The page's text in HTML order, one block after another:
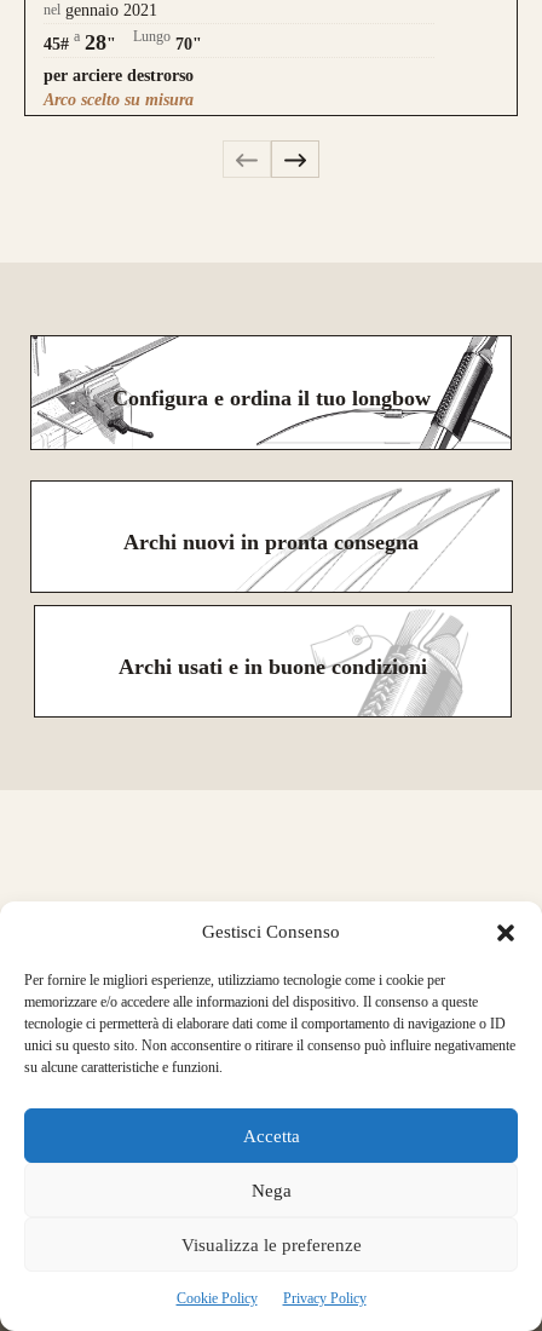
Gestisci Consenso
Per fornire le migliori esperienze, utilizziamo tecnologie come i cookie per
memorizzare e/o accedere alle informazioni del dispositivo. Il consenso a queste
tecnologie ci permetterà di elaborare dati come il comportamento di navigazione o ID
unici su questo sito. Non acconsentire o ritirare il consenso può influire negativamente
su alcune caratteristiche e funzioni.
Accetta
Nega
Visualizza le preferenze
Cookie Policy Privacy Policy
nel gennaio 2021
45# a 28" Lungo 70"
per arciere destrorso
Arco scelto su misura
Configura e ordina il tuo longbow
Archi nuovi in pronta consegna
Archi usati e in buone condizioni
ASD La Via di
Spino al Brembo, Zogno
via sottoripa 1